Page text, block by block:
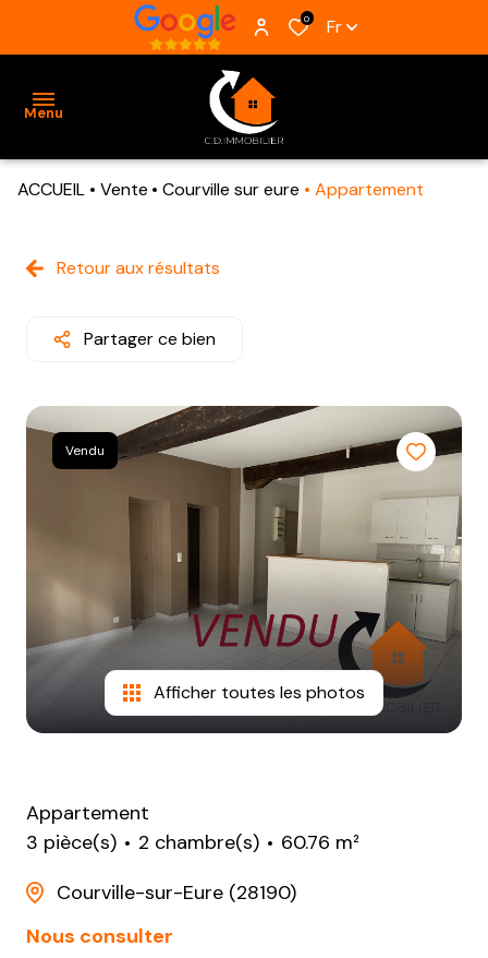
0 Fr
Menu
VENTES
VENDUS
ALERTE
E-MAIL
CONTACT
ACCUEIL Vente Courville sur eure Appartement
Retour aux résultats
Partager ce bien
Vendu
Afficher toutes les photos
Appartement
3 pièce(s)
2 chambre(s)
60.76 m²
Courville-sur-Eure (28190)
Nous consulter